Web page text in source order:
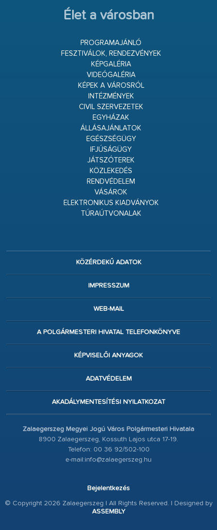
Élet a városban
PROGRAMAJÁNLÓ
FESZTIVÁLOK, RENDEZVÉNYEK
KÉPGALÉRIA
VIDEÓGALÉRIA
KÉPEK A VÁROSRÓL
INTÉZMÉNYEK
CIVIL SZERVEZETEK
EGYHÁZAK
ÁLLÁSAJÁNLATOK
EGÉSZSÉGÜGY
IFJÚSÁGÜGY
JÁTSZÓTEREK
KÖZLEKEDÉS
RENDVÉDELEM
VÁSÁROK
ELEKTRONIKUS KIADVÁNYOK
TÚRAÚTVONALAK
KÖZÉRDEKŰ ADATOK
IMPRESSZUM
WEB-MAIL
A POLGÁRMESTERI HIVATAL TELEFONKÖNYVE
KÉPVISELŐI ANYAGOK
ADATVÉDELEM
AKADÁLYMENTESÍTÉSI NYILATKOZAT
Zalaegerszeg Megyei Jogú Város Polgármesteri Hivatala
8900 Zalaegerszeg, Kossuth Lajos utca 17-19.
Telefon: 00 36 92/502-100
e-mail:info@zalaegerszeg.hu
Bejelentkezés
© Copyright 2026 Zalaegerszeg | All Rights Reserved. | Designed by
ASSEMBLY